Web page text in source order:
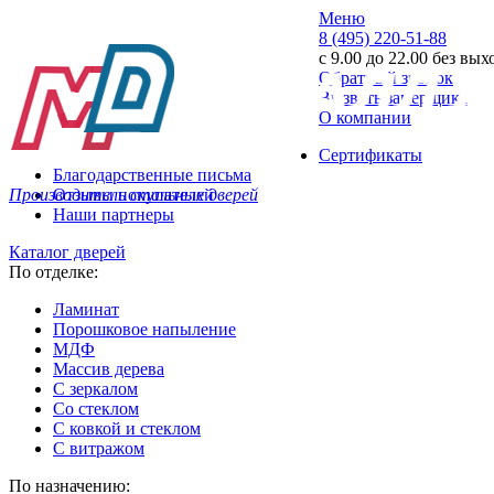
Производитель стальных дверей
Меню
8 (495) 220-51-88
с 9.00 до 22.00 без
Обратный звонок
Вызвать замерщика
О компании
Сертификаты
Благодарственные письма
Отзывы покупателей
Наши партнеры
Каталог дверей
По отделке:
Ламинат
Порошковое напыление
МДФ
Массив дерева
С зеркалом
Со стеклом
С ковкой и стеклом
С витражом
По назначению: